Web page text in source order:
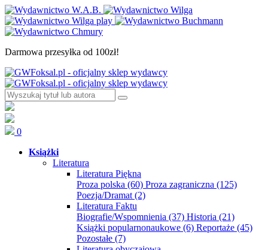
Darmowa przesyłka od 100zł!
0
Książki
Literatura
Literatura Piękna
Proza polska (60) Proza zagraniczna (125)
Poezja/Dramat (2)
Literatura Faktu
Biografie/Wspomnienia (37) Historia (21)
Książki popularnonaukowe (6) Reportaże (45)
Pozostałe (7)